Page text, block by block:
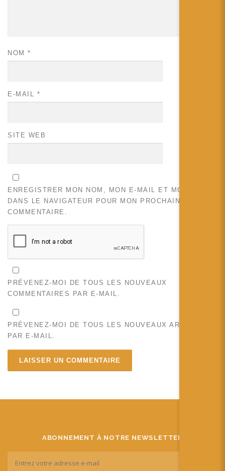
NOM *
E-MAIL *
SITE WEB
ENREGISTRER MON NOM, MON E-MAIL ET MON SITE
DANS LE NAVIGATEUR POUR MON PROCHAIN
COMMENTAIRE.
PRÉVENEZ-MOI DE TOUS LES NOUVEAUX
COMMENTAIRES PAR E-MAIL.
PRÉVENEZ-MOI DE TOUS LES NOUVEAUX ARTICLES
PAR E-MAIL.
ABONNEMENT À NOTRE NEWSLETTER